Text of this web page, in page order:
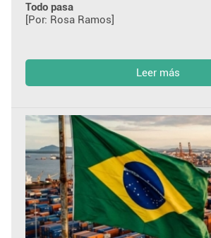
Todo pasa
[Por: Rosa Ramos]
Leer más